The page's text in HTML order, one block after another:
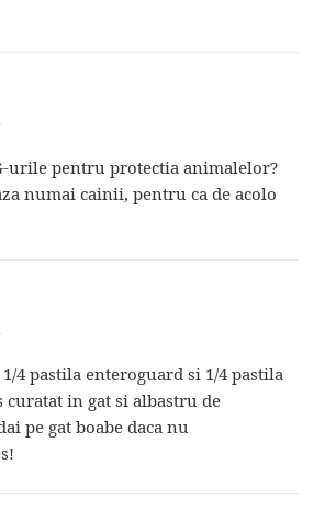
urile pentru protectia animalelor?
numai cainii, pentru ca de acolo
4 pastila enteroguard si 1/4 pastila
curatat in gat si albastru de
pe gat boabe daca nu